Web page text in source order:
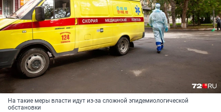
На такие меры власти идут из-за сложной эпидемиологической
обстановки